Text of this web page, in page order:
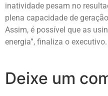
inatividade pesam no
plena capacidade de
Assim, é possível que as
energia”, finaliza o executivo.
Deixe um